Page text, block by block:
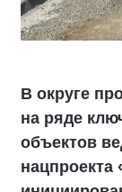
В округе
на ряде
объектов
нацпроекта